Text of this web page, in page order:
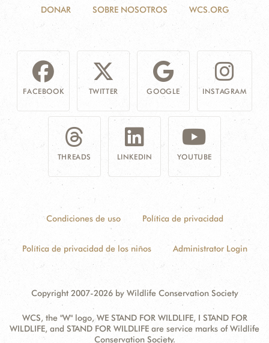
DONAR SOBRE NOSOTROS WCS.ORG
FACEBOOK TWITTER GOOGLE INSTAGRAM
THREADS LINKEDIN YOUTUBE
Condiciones de uso Política de privacidad
Política de privacidad de los niños Administrator Login
Copyright 2007-2026 by Wildlife Conservation Society
WCS, the "W" logo, WE STAND FOR WILDLIFE, I STAND FOR
WILDLIFE, and STAND FOR WILDLIFE are service marks of Wildlife
Conservation Society.